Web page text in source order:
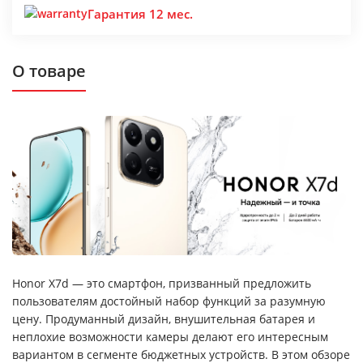
Гарантия 12 мес.
О товаре
Honor X7d — это смартфон, призванный предложить
пользователям достойный набор функций за разумную
цену. Продуманный дизайн, внушительная батарея и
неплохие возможности камеры делают его интересным
вариантом в сегменте бюджетных устройств. В этом обзоре